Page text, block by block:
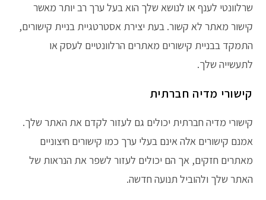
שרלוונטי לענף או לנושא שלך הוא בעל ערך רב יותר מאשר
קישור מאתר לא קשור. בעת יצירת אסטרטגיית בניית קישורים,
התמקד בבניית קישורים מאתרים הרלוונטיים לעסק או
לתעשייה שלך.
קישורי מדיה חברתית
קישורי מדיה חברתית יכולים גם לעזור לקדם את האתר שלך.
אמנם קישורים אלה אינם בעלי ערך כמו קישורים חיצוניים
מאתרים חזקים, אך הם יכולים לעזור לשפר את הנראות של
האתר שלך ולהוביל תנועה חדשה.